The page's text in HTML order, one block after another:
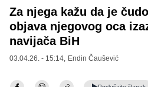
Za njega kažu da je
objava njegovog oca
navijača BiH
03.04.26. - 15:14, Endin Čaušević